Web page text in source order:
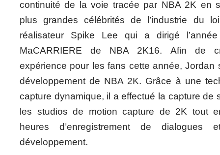
continuité de la voie tracée par NBA 2K en
plus grandes célébrités de l’industrie du
réalisateur Spike Lee qui a dirigé
MaCARRIERE de NBA 2K16. Afin de
expérience pour les fans cette année, Jordan
développement de NBA 2K. Grâce à une
capture dynamique, il a effectué la capture de
les studios de motion capture de 2K tout
heures d’enregistrement de
développement.